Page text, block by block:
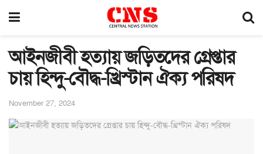
আইনজীবী হত্যায় জড়িতদের গ্রেপ্তার
চায় হিন্দু-বৌদ্ধ-খ্রিস্টান ঐক্য পরিষদ
November 27, 2024